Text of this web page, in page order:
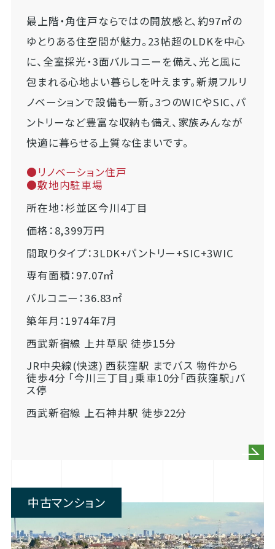
最上階・角住戸ならではの開放感と、約97㎡の
ゆとりある住空間が魅力。23帖超のLDKを中心
に、全室採光・3面バルコニーを備え、光と風に
包まれる心地よい暮らしを叶えます。新規フルリ
ノベーションで設備も一新。3つのWICやSIC、パ
ントリーなど豊富な収納も備え、家族みんなが
快適に暮らせる上質な住まいです。
●リノベーション住戸
●敷地内駐車場
所在地：杉並区今川4丁目
価格：8,399万円
間取りタイプ：3LDK+パントリー+SIC+3WIC
専有面積：97.07㎡
バルコニー：36.83㎡
築年月：1974年7月
西武新宿線 上井草駅 徒歩15分
JR中央線(快速) 西荻窪駅 までバス 物件から
徒歩4分 「今川三丁目」乗車10分「西荻窪駅」バ
ス停
西武新宿線 上石神井駅 徒歩22分
中古マンション